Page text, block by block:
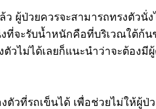
ผู้ป่วยควรจะสามารถทรงตัวนั่
ที่จะรับน้ำหนักคือที่บริเวณใต้ก้น
วไม่ได้เลยก็แนะนำว่าจะต้อง
ตัวที่รถเข็นได้ เพื่อช่วยไม่ให้ผู้ป่